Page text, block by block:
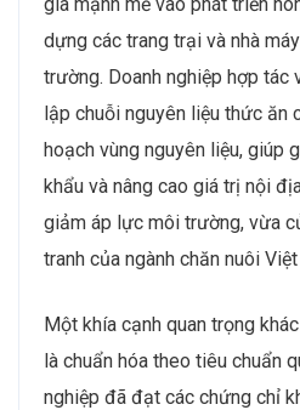
dựng các trang trại và nhà
trường. Doanh nghiệp hợp
lập chuỗi nguyên liệu thức ăn
hoạch vùng nguyên liệu, giúp
khẩu và nâng cao giá trị nội
giảm áp lực môi trường, vừa
tranh của ngành chăn nuôi Việt
Một khía cạnh quan trọng
là chuẩn hóa theo tiêu chuẩn
nghiệp đã đạt các chứng chỉ